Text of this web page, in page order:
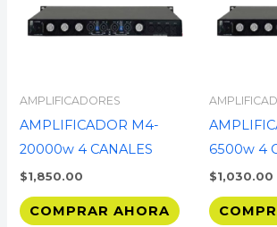
AMPLIFICADORES
AMPLIFICADOR M4-
20000w 4 CANALES
$1,850.00
COMPRAR AHORA
6500w 4
$1,030.00